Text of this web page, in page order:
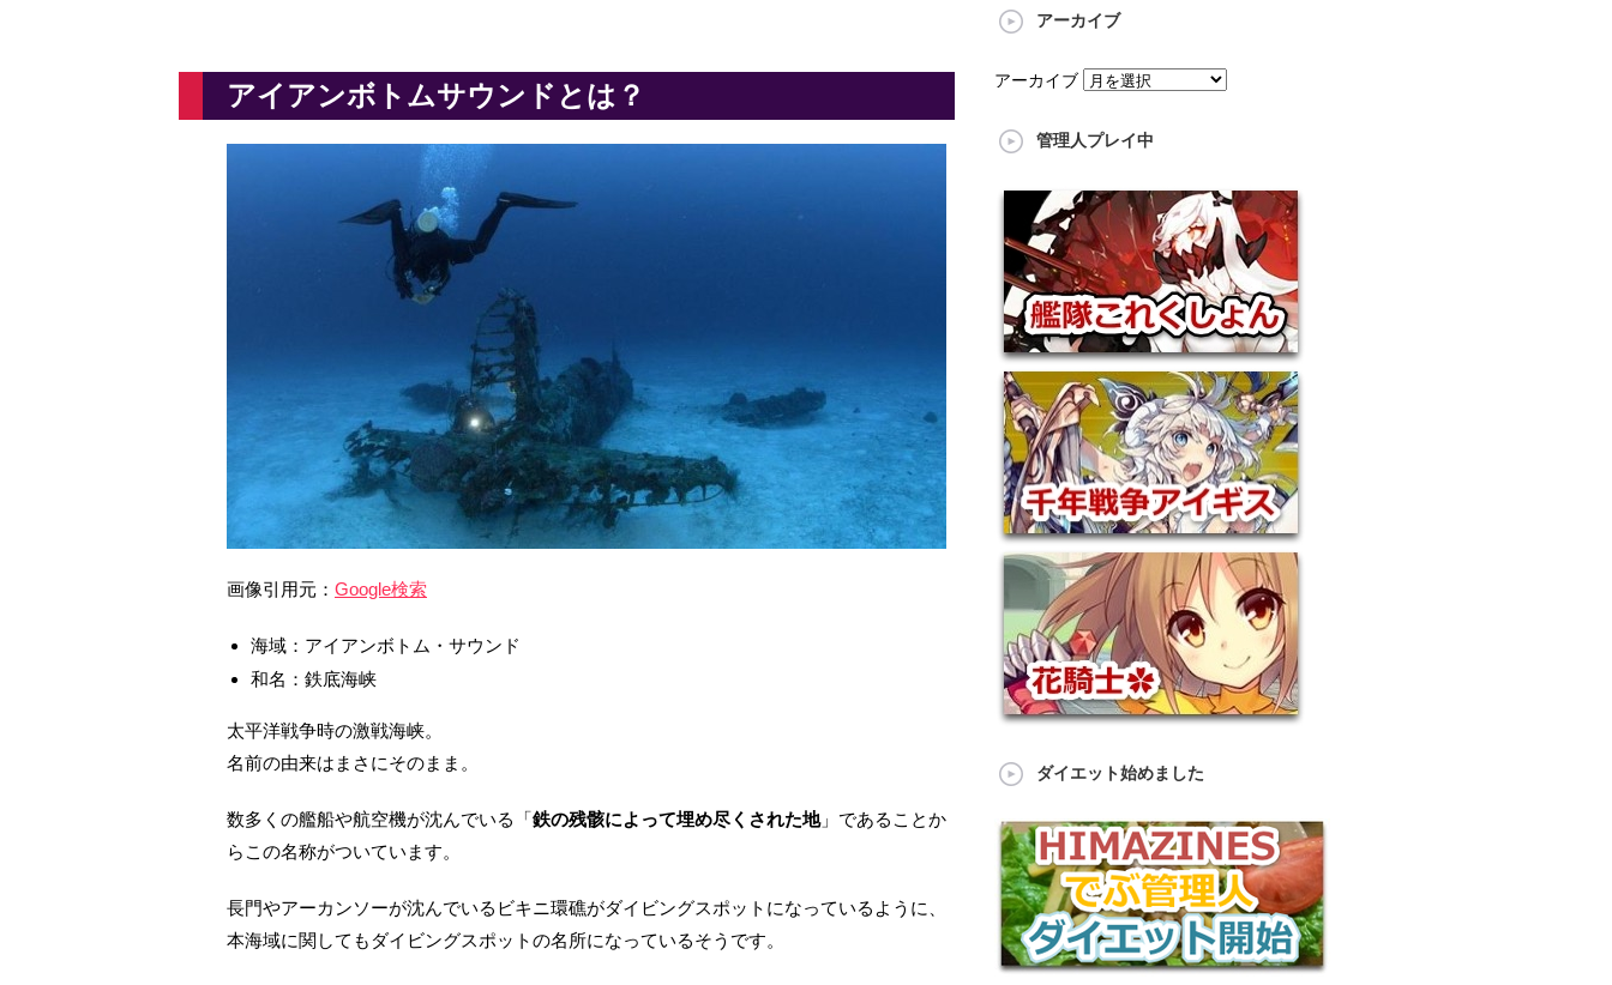
アイアンボトムサウンドとは？
画像引用元： Google検索
海域：アイアンボトム・サウンド
和名：鉄底海峡
太平洋戦争時の激戦海峡。
名前の由来はまさにそのまま。
数多くの艦船や航空機が沈んでいる「鉄の残骸によって埋め尽くされた地」であることか
らこの名称がついています。
長門やアーカンソーが沈んでいるビキニ環礁がダイビングスポットになっているように、
本海域に関してもダイビングスポットの名所になっているそうです。
アーカイブ
アーカイブ
管理人プレイ中
ダイエット始めました